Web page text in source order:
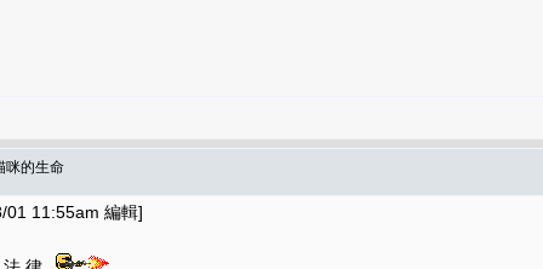
咪的生命
01 11:55am 編輯]